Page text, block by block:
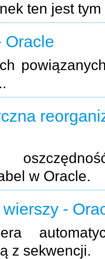
ten jest
Oracle
w Oracle.
-
z sekwencji.